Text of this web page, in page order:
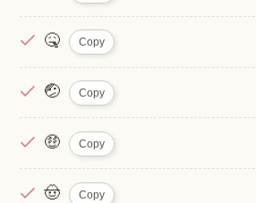
🤒 Copy
🤕 Copy
🤑 Copy
🤠 Copy